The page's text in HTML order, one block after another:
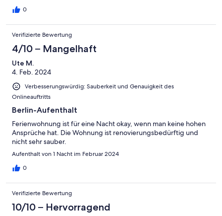
0
Verifizierte Bewertung
4/10 – Mangelhaft
Ute M.
4. Feb. 2024
Verbesserungswürdig: Sauberkeit und Genauigkeit des
Onlineauftritts
Berlin-Aufenthalt
Ferienwohnung ist für eine Nacht okay, wenn man keine hohen
Ansprüche hat. Die Wohnung ist renovierungsbedürftig und
nicht sehr sauber.
Aufenthalt von 1 Nacht im Februar 2024
0
Verifizierte Bewertung
10/10 – Hervorragend